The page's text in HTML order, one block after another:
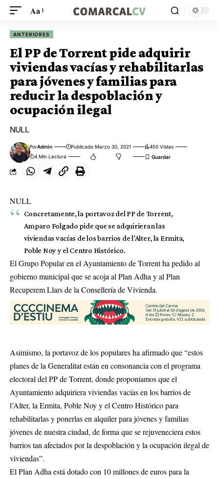
Aa
ANTERIORES
El PP de Torrent pide adquirir
viviendas vacías y rehabilitarlas
para jóvenes y familias para
reducir la despoblación y
ocupación ilegal
NULL
PorAdmin Publicado Marzo 30, 2021
450 Vistas
4 Min Lectura
NULL
Concretamente, la portavoz del PP de Torrent,
Amparo Folgado pide que se adquirieran las
viviendas vacías de los barrios de l’Alter, la Ermita,
Poble Noy y el Centro Histórico.
El Grupo Popular en el Ayuntamiento de Torrent ha pedido al
gobierno municipal que se acoja al Plan Adha y al Plan
Recuperem Llars de la Consellería de Vivienda.
Asimismo, la portavoz de los populares ha afirmado que “estos
planes de la Generalitat están en consonancia con el programa
electoral del PP de Torrent, donde proponíamos que el
Ayuntamiento adquiriera viviendas vacías en los barrios de
l’Alter, la Ermita, Poble Noy y el Centro Histórico para
rehabilitarlas y ponerlas en alquiler para jóvenes y familias
jóvenes de nuestra ciudad, de forma que se rejuveneciera estos
barrios tan afectados por la despoblación y la ocupación ilegal de
viviendas”.
El Plan Adha está dotado con 10 millones de euros para la